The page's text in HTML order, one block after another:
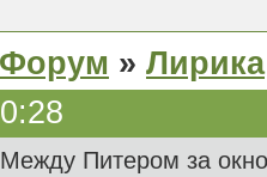
Форум » Лирика
Между Питером за